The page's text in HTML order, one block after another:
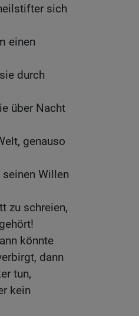
sich
einen
durch
über Nacht
genauso
Willen
zu schreien,
könnte
dann
tun,
kein